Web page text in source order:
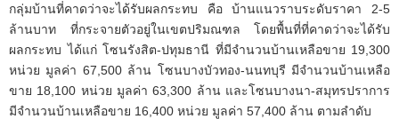
กลุ่มบ้านที่คาดว่าจะได้รับผลกระทบ คือ บ้านแนวราบระดับราคา 2-5
ล้านบาท ที่กระจายตัวอยู่ในเขตปริมณฑล โดยพื้นที่ที่คาดว่าจะได้รับ
ผลกระทบ ได้แก่ โซนรังสิต-ปทุมธานี ที่มีจำนวนบ้านเหลือขาย 19,300
หน่วย มูลค่า 67,500 ล้าน โซนบางบัวทอง-นนทบุรี มีจำนวนบ้านเหลือ
ขาย 18,100 หน่วย มูลค่า 63,300 ล้าน และโซนบางนา-สมุทรปราการ
มีจำนวนบ้านเหลือขาย 16,400 หน่วย มูลค่า 57,400 ล้าน ตามลำดับ